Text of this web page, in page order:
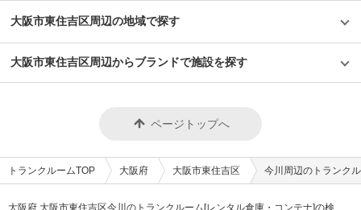
大阪市東住吉区周辺の地域で探す
大阪市東住吉区周辺からブランドで施設を探す
ページトップへ
トランクルームTOP 大阪府 大阪市東住吉区 今川周辺のトランク